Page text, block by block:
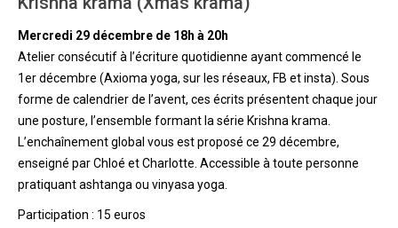
Mercredi 29 décembre de 18h à 20h
Atelier consécutif à l’écriture quotidienne ayant commencé le
1er décembre (Axioma yoga, sur les réseaux, FB et insta). Sous
forme de calendrier de l’avent, ces écrits présentent chaque jour
une posture, l’ensemble formant la série Krishna krama.
L’enchaînement global vous est proposé ce 29 décembre,
enseigné par Chloé et Charlotte. Accessible à toute personne
pratiquant ashtanga ou vinyasa yoga.
Participation : 15 euros